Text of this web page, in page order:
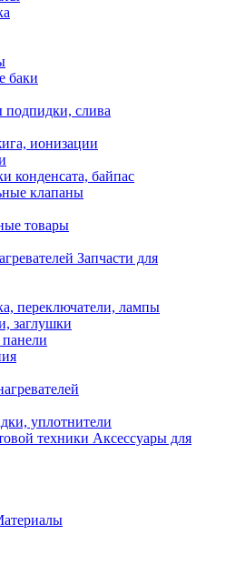
баки
слива
ионизации
конденсата, байпас
клапаны
товары
Запчасти для
переключатели, лампы
заглушки
уплотнители
Аксессуары для